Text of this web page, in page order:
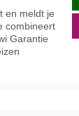
en meldt je
combineert
Garantie